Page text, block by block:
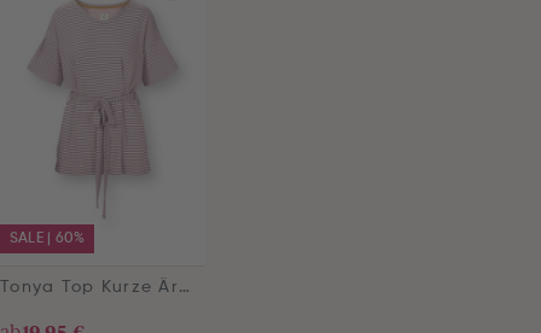
SALE | 60%
Tonya Top Kurze Ärmeln Little Sumo Stripe Lila